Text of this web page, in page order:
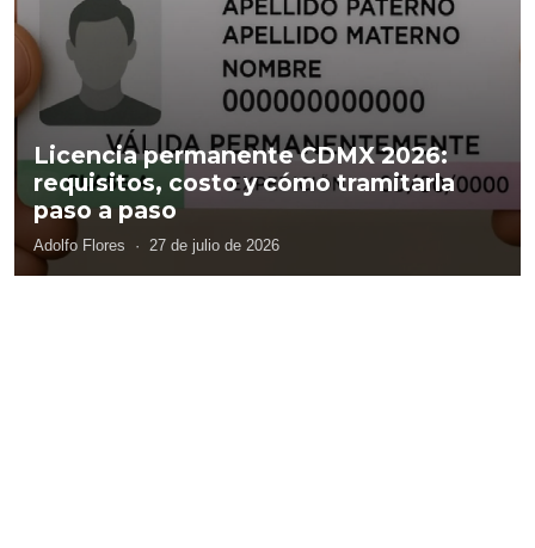
Licencia permanente CDMX 2026:
requisitos, costo y cómo tramitarla
paso a paso
Adolfo Flores · 27 de julio de 2026